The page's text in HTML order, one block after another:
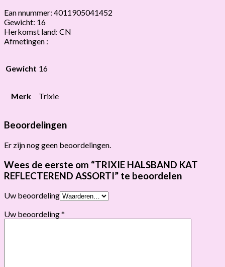
Ean nnummer: 4011905041452
Gewicht: 16
Herkomst land: CN
Afmetingen :
Gewicht 16
Merk Trixie
Beoordelingen
Er zijn nog geen beoordelingen.
Wees de eerste om “TRIXIE HALSBAND KAT
REFLECTEREND ASSORTI” te beoordelen
Uw beoordeling
Uw beoordeling*